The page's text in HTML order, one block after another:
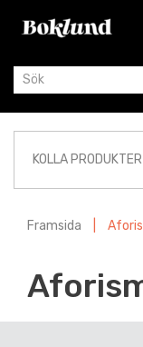
KOLLA PRODUKTER
Framsida